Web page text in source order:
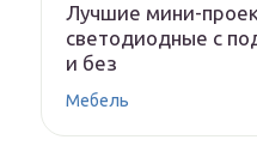
Лучшие мини-
светодиодные с
и без
Мебель